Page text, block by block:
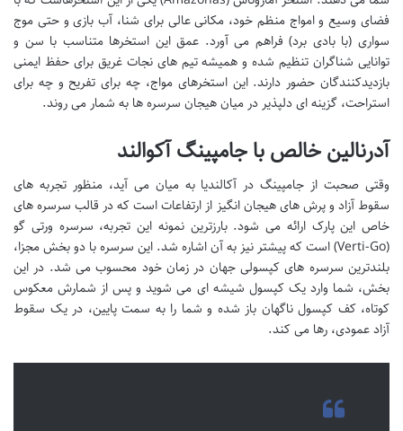
فضای وسیع و امواج منظم خود، مکانی عالی برای شنا، آب بازی و حتی موج
سواری (با بادی برد) فراهم می آورد. عمق این استخرها متناسب با سن و
توانایی شناگران تنظیم شده و همیشه تیم های نجات غریق برای حفظ ایمنی
بازدیدکنندگان حضور دارند. این استخرهای مواج، چه برای تفریح و چه برای
استراحت، گزینه ای دلپذیر در میان هیجان سرسره ها به شمار می روند.
آدرنالین خالص با جامپینگ آکوالند
وقتی صحبت از جامپینگ در آکالندیا به میان می آید، منظور تجربه های
سقوط آزاد و پرش های هیجان انگیز از ارتفاعات است که در قالب سرسره های
خاص این پارک ارائه می شود. بارزترین نمونه این تجربه، سرسره ورتی گو
(Verti-Go) است که پیشتر نیز به آن اشاره شد. این سرسره با دو بخش مجزا،
بلندترین سرسره های کپسولی جهان در زمان خود محسوب می شد. در این
بخش، شما وارد یک کپسول شیشه ای می شوید و پس از شمارش معکوس
کوتاه، کف کپسول ناگهان باز شده و شما را به سمت پایین، در یک سقوط
آزاد عمودی، رها می کند.